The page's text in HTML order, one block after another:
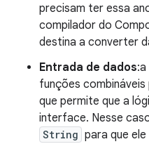
precisam ter essa
compilador do
destina a converter
Entrada de dados
funções
que permite que a
interface. Nesse
String para que